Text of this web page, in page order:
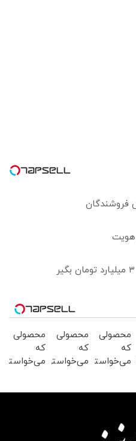
محصولی
که
می‌خواستی
بخر !
محصولی
که
می‌خواستی
محصولی
که
می‌خواستی